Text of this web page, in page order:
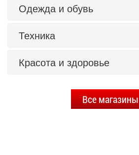
Одежда и обувь
Техника
Красота и здоровье
Все магазины